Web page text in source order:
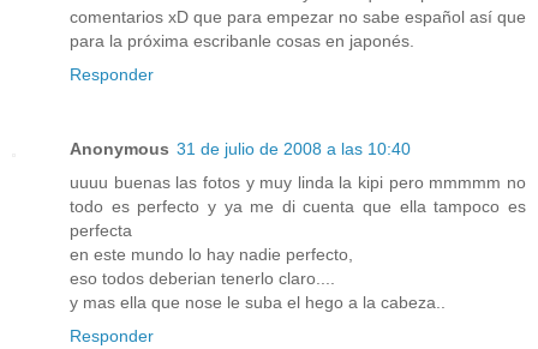
comentarios xD que para empezar no sabe español así que
para la próxima escribanle cosas en japonés.
Responder
Anonymous 31 de julio de 2008 a las 10:40
uuuu buenas las fotos y muy linda la kipi pero mmmmm no
todo es perfecto y ya me di cuenta que ella tampoco es
perfecta
en este mundo lo hay nadie perfecto,
eso todos deberian tenerlo claro....
y mas ella que nose le suba el hego a la cabeza..
Responder